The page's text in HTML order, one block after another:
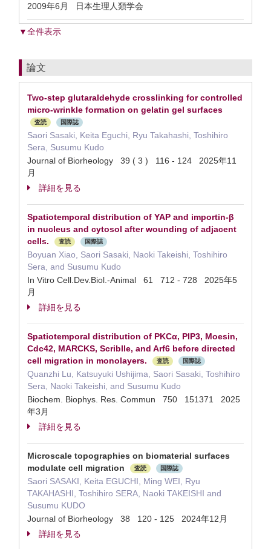
2009年6月 日本生理人類学会
▼全件表示
論文
Two-step glutaraldehyde crosslinking for controlled
micro-wrinkle formation on gelatin gel surfaces
査読 国際誌
Saori Sasaki, Keita Eguchi, Ryu Takahashi, Toshihiro
Sera, Susumu Kudo
Journal of Biorheology 39 ( 3 ) 116 - 124 2025年11
月
詳細を見る
Spatiotemporal distribution of YAP and importin-β
in nucleus and cytosol after wounding of adjacent
cells.
査読 国際誌
Boyuan Xiao, Saori Sasaki, Naoki Takeishi, Toshihiro
Sera, and Susumu Kudo
In Vitro Cell.Dev.Biol.-Animal 61 712 - 728 2025年5
月
詳細を見る
Spatiotemporal distribution of PKCα, PIP3, Moesin,
Cdc42, MARCKS, Scriblle, and Arf6 before directed
cell migration in monolayers.
査読 国際誌
Quanzhi Lu, Katsuyuki Ushijima, Saori Sasaki, Toshihiro
Sera, Naoki Takeishi, and Susumu Kudo
Biochem. Biophys. Res. Commun 750 151371 2025
年3月
詳細を見る
Microscale topographies on biomaterial surfaces
modulate cell migration
査読 国際誌
Saori SASAKI, Keita EGUCHI, Ming WEI, Ryu
TAKAHASHI, Toshihiro SERA, Naoki TAKEISHI and
Susumu KUDO
Journal of Biorheology 38 120 - 125 2024年12月
詳細を見る